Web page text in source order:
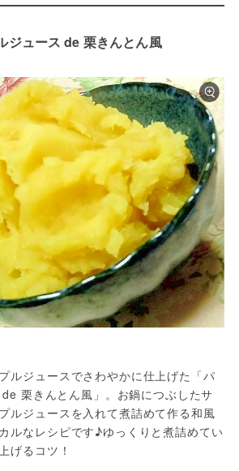
ジュース de 栗きんとん風
ルジュースでさわやかに仕上げた「パ
栗きんとん風」。お鍋につぶしたサ
ルジュースを入れて煮詰めて作る和風
ルなレシピです♪ゆっくりと煮詰めてい
げるコツ！